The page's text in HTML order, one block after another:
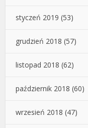
styczeń 2019 (53)
grudzień 2018 (57)
listopad 2018 (62)
październik 2018 (60)
wrzesień 2018 (47)